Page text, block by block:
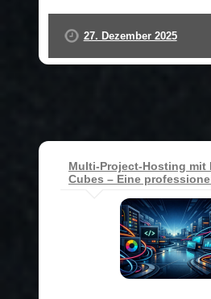
27. Dezember 2025
Multi-Project-Hosting mit
Cubes – Eine